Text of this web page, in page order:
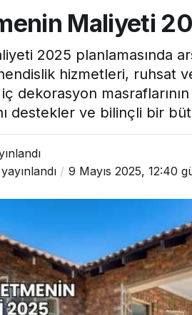
Maliyeti
2025 planlamasında
hizmetleri, ruhsat
dekorasyon
destekler ve bilinçli bir
yayınlandı 9 Mayıs 2025, 12:40